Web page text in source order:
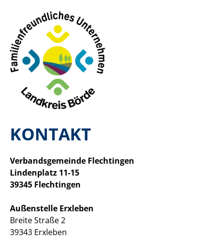
KONTAKT
Verbandsgemeinde Flechtingen
Lindenplatz 11-15
39345 Flechtingen
Außenstelle Erxleben
Breite Straße 2
39343 Erxleben